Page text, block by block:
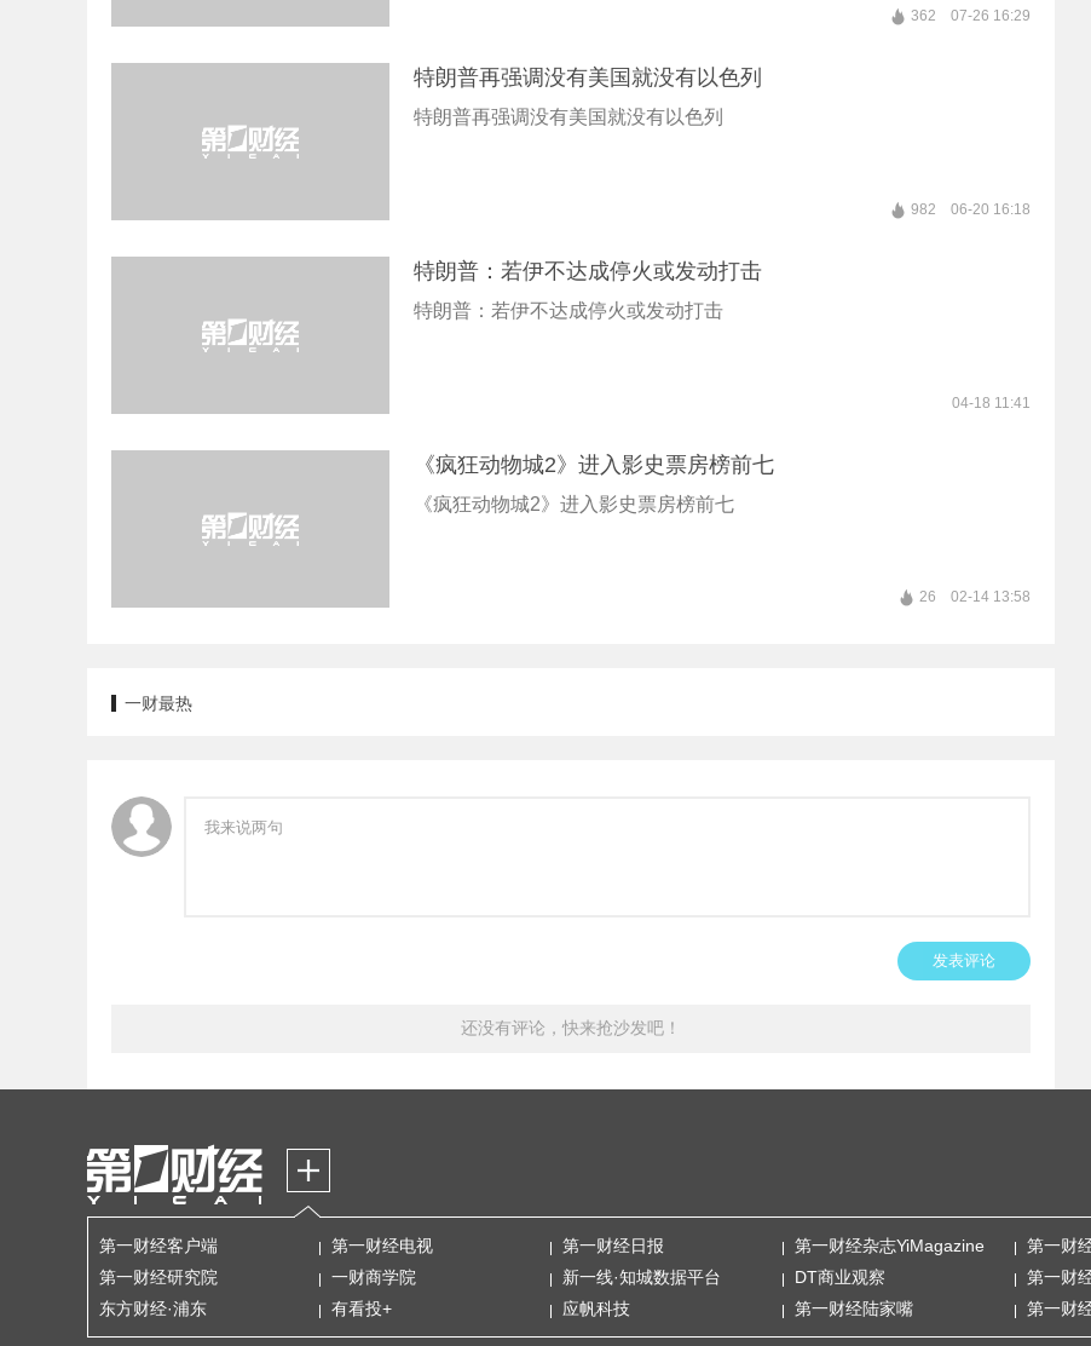
362 07-26 16:29
特朗普再强调没有美国就没有以色列
特朗普再强调没有美国就没有以色列
982 06-20 16:18
特朗普：若伊不达成停火或发动打击
特朗普：若伊不达成停火或发动打击
04-18 11:41
《疯狂动物城2》进入影史票房榜前七
《疯狂动物城2》进入影史票房榜前七
26 02-14 13:58
一财最热
发表评论
还没有评论，快来抢沙发吧！
第一财经客户端 第一财经电视 第一财经日报 第一财经杂志YiMagazine 第一财
第一财经研究院
一财商学院 新一线·知城数据平台 DT商业观察 第一财
东方财经·浦东
有看投+ 应帆科技 第一财经陆家嘴 第一财